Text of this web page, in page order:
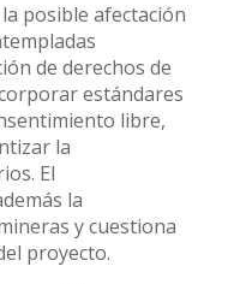
posible afectación
de derechos de
estándares
libre,
la
El
la
y cuestiona
proyecto.